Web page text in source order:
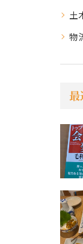
土
物
最